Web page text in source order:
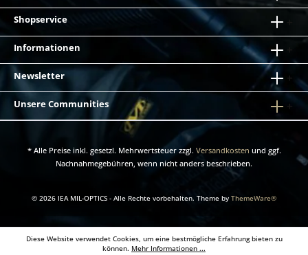
Shopservice
Informationen
Newsletter
Unsere Communities
* Alle Preise inkl. gesetzl. Mehrwertsteuer zzgl. Versandkosten und ggf.
Nachnahmegebühren, wenn nicht anders beschrieben.
© 2026 IEA MIL-OPTICS - Alle Rechte vorbehalten. Theme by ThemeWare®
Diese Website verwendet Cookies, um eine bestmögliche Erfahrung bieten zu
können. Mehr Informationen ...